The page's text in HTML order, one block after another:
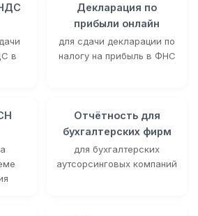
в
Декларация по
прибыли онлайн
для сдачи декларации по
налогу на прибыль в ФНС
Отчётность для
бухгалтерских фирм
для бухгалтерских
аутсорсинговых компаний